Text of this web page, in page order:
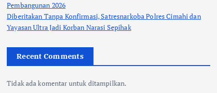
Pembangunan 2026
Diberitakan Tanpa Konfirmasi, Satresnarkoba Polres Cimahi dan
Yayasan Ultra Jadi Korban Narasi Sepihak
Recent Comments
Tidak ada komentar untuk ditampilkan.